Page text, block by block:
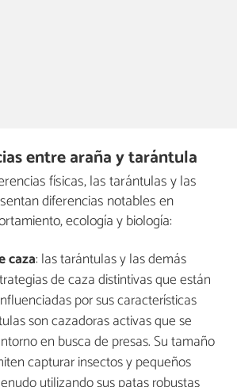
entre araña y tarántula
físicas, las tarántulas y las
diferencias notables en
ecología y biología:
caza: las tarántulas y las demás
de caza distintivas que están
por sus características
son cazadoras activas que se
en busca de presas. Su tamaño
capturar insectos y pequeños